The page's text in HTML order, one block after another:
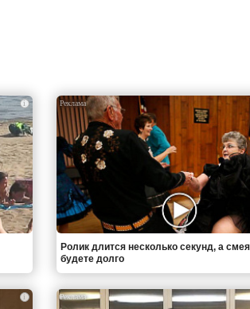
i
Ролик длится несколько секунд, а
будете долго
i